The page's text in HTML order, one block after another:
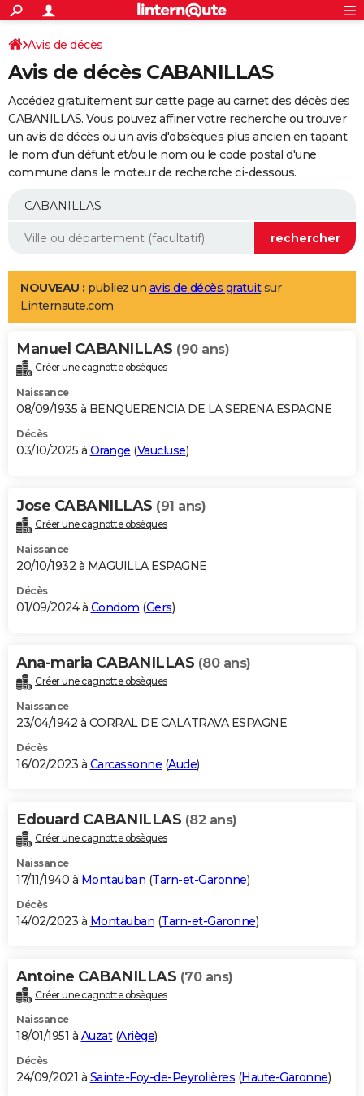
ACTUALITÉS
Politique
Société
Faits Divers
Education
Monde
Villes
+
SPORT
Coupe du monde 2026
Football
Tennis
Cyclisme
Rugby
Forum
Programme TV
TNT
Streaming
Cinéma
Sorties cinéma
Musique
+
FINANCE
Impôts
Immobilier
Risques naturels par ville
Banque
Assurance
Crédit
AUTO
Essais
Réserver un essai
Citadines
Berlines
SUV
Forum auto
+
Mobiles
Meilleur smartphone
Internet
Ordinateurs
Jeux vidéo
Guide high-tech
Aménagement intérieur
LIFESTYLE
Art de vivre
Bien-être
Loisirs
Mode
Modes de vie
Alimentation
Guide de la santé
Maladies
Médicaments
Sommeil
VOYAGE
Destinations
City break
Voyage nature
Voyage de noces
Forum
Climat
+PHOTO
GUIDES D'ACHAT
BONS PLANS
Carte de Noël
Carte Bonne année
Carte Saint-Valentin
Carte Pâques
Carte d'anniversaire
DICTIONNAIRE
Dictionnaire
Biographies
Citations
Expressions
Proverbes
PROGRAMME TV
S'inscrire
Se connecter
Lycées
Collèges
Primaires
Universités
Entreprises
Service militaire
Avis de recherche
AVIS DE DÉCÈS
Bricolage
Lifestyle
Culture
Sport
Auto
Television
Voyage
Cinema
Avis de décès
Avis de décès CABANILLAS
Accédez gratuitement sur cette page au carnet des décès des
CABANILLAS. Vous pouvez affiner votre recherche ou trouver
un avis de décès ou un avis d'obsèques plus ancien en tapant
le nom d'un défunt et/ou le nom ou le code postal d'une
commune dans le moteur de recherche ci-dessous.
NOUVEAU : publiez un avis de décès gratuitsur
Linternaute.com
Manuel CABANILLAS (90 ans)
Créer une cagnotte obsèques
Naissance
08/09/1935 à BENQUERENCIA DE LA SERENA ESPAGNE
Décès
03/10/2025 à Orange (Vaucluse)
Jose CABANILLAS (91 ans)
Créer une cagnotte obsèques
Naissance
20/10/1932 à MAGUILLA ESPAGNE
Décès
01/09/2024 à Condom (Gers)
Ana-maria CABANILLAS (80 ans)
Créer une cagnotte obsèques
Naissance
23/04/1942 à CORRAL DE CALATRAVA ESPAGNE
Décès
16/02/2023 à Carcassonne (Aude)
Edouard CABANILLAS (82 ans)
Créer une cagnotte obsèques
Naissance
17/11/1940 à Montauban (Tarn-et-Garonne)
Décès
14/02/2023 à Montauban (Tarn-et-Garonne)
Antoine CABANILLAS (70 ans)
Créer une cagnotte obsèques
Naissance
18/01/1951 à Auzat(Ariège)
Décès
24/09/2021 à Sainte-Foy-de-Peyrolières (Haute-Garonne)